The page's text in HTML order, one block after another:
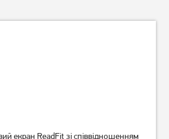
Pro 8/256GB LTE Black
екран ReadFit зі співвідношенням